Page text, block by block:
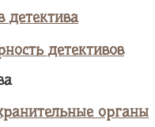
детектива
детективов
органы